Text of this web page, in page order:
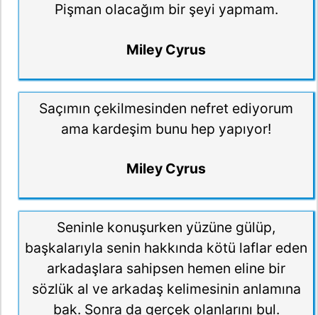
Pişman olacağım bir şeyi yapmam.
Miley Cyrus
Saçımın çekilmesinden nefret ediyorum
ama kardeşim bunu hep yapıyor!
Miley Cyrus
Seninle konuşurken yüzüne gülüp,
başkalarıyla senin hakkında kötü laflar eden
arkadaşlara sahipsen hemen eline bir
sözlük al ve arkadaş kelimesinin anlamına
bak. Sonra da gerçek olanlarını bul.